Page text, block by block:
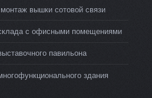
вышки сотовой связи
с офисными помещениями
павильона
здания